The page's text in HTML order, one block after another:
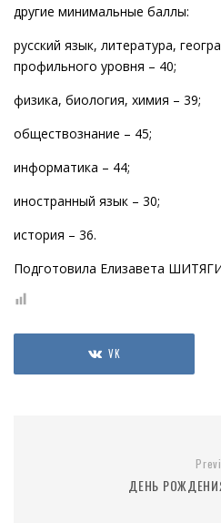
другие минимальные баллы:
русский язык, литература,
профильного уровня – 40;
физика, биология, химия – 39;
обществознание – 45;
информатика – 44;
иностранный язык – 30;
история – 36.
Подготовила Елизавета
VK
ДЕНЬ